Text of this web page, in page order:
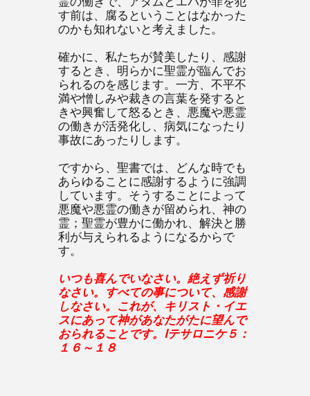
す前は、腐るということはなかった
のかも知れないと考えました。
確かに、私たちが賛美したり、感謝
するとき、明らかに聖霊が臨んでお
られるのを感じます。一方、不平不
満や憎しみや裁きの言葉を発すると
きや興奮して怒るとき、悪魔や悪霊
の働きが活発化し、病気になったり
事故にあったりします。
ですから、聖書では、どんな時でも
あらゆることに感謝するように強調
しています。そうすることによって
悪魔や悪霊の働きが留められ、神の
霊；聖霊が豊かに働かれ、解決と勝
利が与えられるようになるからで
す。
いつも喜んでいなさい。絶えず祈り
なさい。すべての事について、感謝
しなさい。これが、キリスト・イエ
スにあって神があなたがたに望んで
おられることです。Ⅰテサロニケ５：
１６～１８